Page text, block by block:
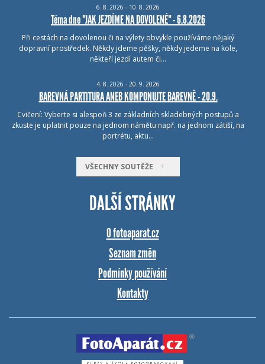
6. 8. 2026 - 10. 8. 2026
Téma dne "JAK JEZDÍME NA DOVOLENÉ" - 6.8.2026
Při cestách na dovolenou či na výlety obvykle používáme nějaký
dopravní prostředek. Někdy jdeme pěšky, někdy jedeme na kole,
někteří jezdí autem či…
4. 8. 2026 - 20. 9. 2026
BAREVNÁ PARTITURA ANEB KOMPONUJTE BAREVNĚ - 20.9.
Cvičení: Vyberte si alespoň 3 ze základních skladebných postupů a
zkuste je uplatnit pouze na jednom námětu např. na jednom zátiší, na
portrétu, aktu…
VŠECHNY SOUTĚŽE
DALŠÍ STRÁNKY
O fotoaparat.cz
Seznam změn
Podmínky používání
Kontakty